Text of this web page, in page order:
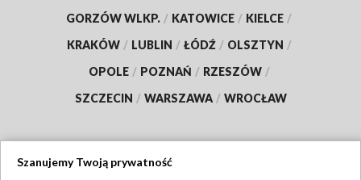
GORZÓW WLKP. / KATOWICE / KIELCE /
KRAKÓW / LUBLIN / ŁÓDŹ / OLSZTYN /
OPOLE / POZNAŃ / RZESZÓW /
SZCZECIN / WARSZAWA / WROCŁAW
Szanujemy Twoją prywatność